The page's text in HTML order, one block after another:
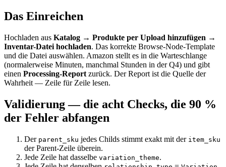
Das Einreichen
Hochladen aus Katalog → Produkte per Upload hinzufügen →
Inventar-Datei hochladen. Das korrekte Browse-Node-Template
und die Datei auswählen. Amazon stellt es in die Warteschlange
(normalerweise Minuten, manchmal Stunden in der Q4) und gibt
einen Processing-Report zurück. Der Report ist die Quelle der
Wahrheit — Zeile für Zeile lesen.
Validierung — die acht Checks, die 90 %
der Fehler abfangen
Der parent_sku jedes Childs stimmt exakt mit der item_sku
der Parent-Zeile überein.
Jede Zeile hat dasselbe variation_theme.